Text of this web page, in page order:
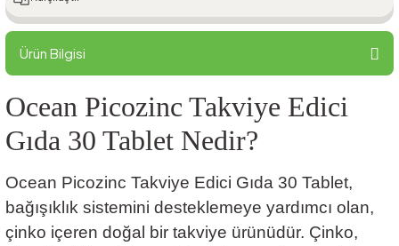
Ürün Bilgisi
Ocean Picozinc Takviye Edici
Gıda 30 Tablet Nedir?
Ocean Picozinc Takviye Edici Gıda 30 Tablet,
bağışıklık sistemini desteklemeye yardımcı olan,
çinko içeren doğal bir takviye ürünüdür. Çinko,